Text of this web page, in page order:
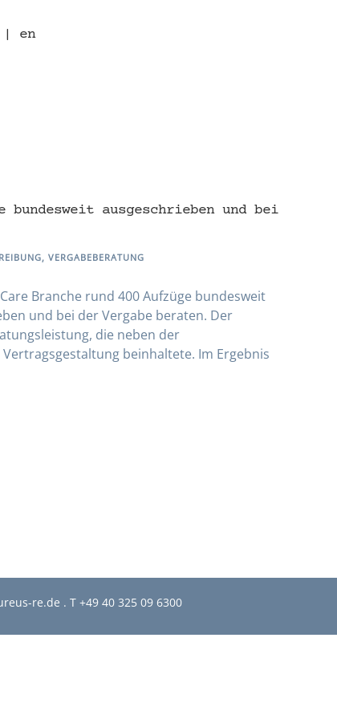
| en
bundesweit ausgeschrieben und bei
, VERGABEBERATUNG
Branche rund 400 Aufzüge bundesweit
und bei der Vergabe beraten. Der
die neben der
beinhaltete. Im Ergebnis
re.de . T +49 40 325 09 6300